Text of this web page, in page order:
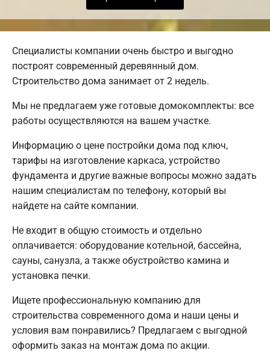
Специалисты компании очень быстро и выгодно
построят современный деревянный дом.
Строительство дома занимает от 2 недель.
Мы не предлагаем уже готовые домокомплекты: все
работы осуществляются на вашем участке.
Информацию о цене постройки дома под ключ,
тарифы на изготовление каркаса, устройство
фундамента и другие важные вопросы можно задать
нашим специалистам по телефону, который вы
найдете на сайте компании.
Не входит в общую стоимость и отдельно
оплачивается: оборудование котельной, бассейна,
сауны, санузла, а также обустройство камина и
установка печки.
Ищете профессиональную компанию для
строительства современного дома и наши цены и
условия вам понравились? Предлагаем с выгодной
оформить заказ на монтаж дома по акции.